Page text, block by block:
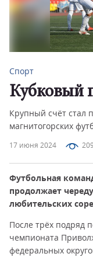
17 июня 2024 209
Спорт
Кубковый
Крупный счёт стал
магнитогорских
Футбольная
продолжает
любительских
После трёх подряд
чемпионата
федеральных